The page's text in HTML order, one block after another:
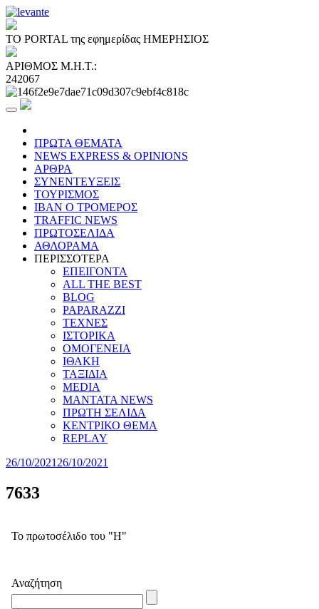
ΤΟ PORTAL της εφημερίδας ΗΜΕΡΗΣΙΟΣ
ΑΡΙΘΜΟΣ Μ.Η.Τ.:
242067
ΠΡΩΤΑ ΘΕΜΑΤΑ
NEWS EXPRESS & OPINIONS
ΑΡΘΡΑ
ΣΥΝΕΝΤΕΥΞΕΙΣ
ΤΟΥΡΙΣΜΟΣ
ΙΒΑΝ Ο ΤΡΟΜΕΡΟΣ
TRAFFIC NEWS
ΠΡΩΤΟΣΕΛΙΔΑ
ΑΘΛΟΡΑΜΑ
ΠΕΡΙΣΣΟΤΕΡΑ
ΕΠΕΙΓΟΝΤΑ
ALL THE BEST
BLOG
PAPARAZZI
ΤΕΧΝΕΣ
ΙΣΤΟΡΙΚΑ
ΟΜΟΓΕΝΕΙΑ
ΙΘΑΚΗ
ΤΑΞΙΔΙΑ
MEDIA
MANTATA NEWS
ΠΡΩΤΗ ΣΕΛΙΔΑ
ΚΕΝΤΡΙΚΟ ΘΕΜΑ
REPLAY
26/10/2021 26/10/2021
7633
Το πρωτοσέλιδο του "Η"
Αναζήτηση